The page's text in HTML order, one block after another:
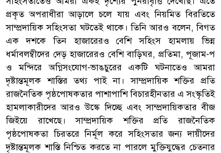
প্রকৃত অপরাধীরা আড়ালে চলে যায় এবং নিয়মিত বিরতিতে
সাম্প্রদায়িক সহিংসতা ঘটতেই থাকে। তিনি আরও বলেন, বিগত
এক দশকে তিন হাজারেরও বেশি সহিংস হামলায় ভিন্ন
ধর্মাবলম্বীদের দেড় হাজারেরও বেশি বাড়িঘর, প্রতিমা, পূজাম-প
ও মন্দিরে অগ্নিসংযোগ-ভাঙচুরের একটি ঘটনাতেও আমরা
দৃষ্টান্তমূলক শাস্তির তথ্য পাই না। সাম্প্রদায়িক শক্তির প্রতি
রাজনৈতিক পৃষ্ঠপোষকতার পাশাপাশি বিচারহীনতার এ সংস্কৃতিই
হামলাকারীদের আরও উস্কে দিচ্ছে এবং সাম্প্রদায়িকতার বীজ
জিইয়ে রাখেছে। সাম্প্রদায়িক শক্তির প্রতি রাজনৈতিক
পৃষ্ঠপোষকতা চিরতরে নির্মূল করে সহিংসতার জন্য দায়ীদের
দৃষ্টান্তমূলক শাস্তি নিশ্চিত করতে না পারলে মুক্তিযুদ্ধের চেতনার